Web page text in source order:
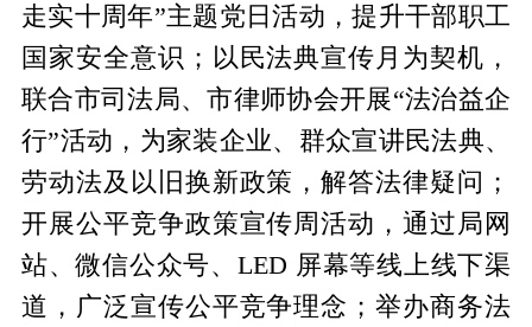
走实十周年”主题党日活动，提升干部职工
国家安全意识；以民法典宣传月为契机，
联合市司法局、市律师协会开展“法治益企
行”活动，为家装企业、群众宣讲民法典、
劳动法及以旧换新政策，解答法律疑问；
开展公平竞争政策宣传周活动，通过局网
站、微信公众号、LED 屏幕等线上线下渠
道，广泛宣传公平竞争理念；举办商务法